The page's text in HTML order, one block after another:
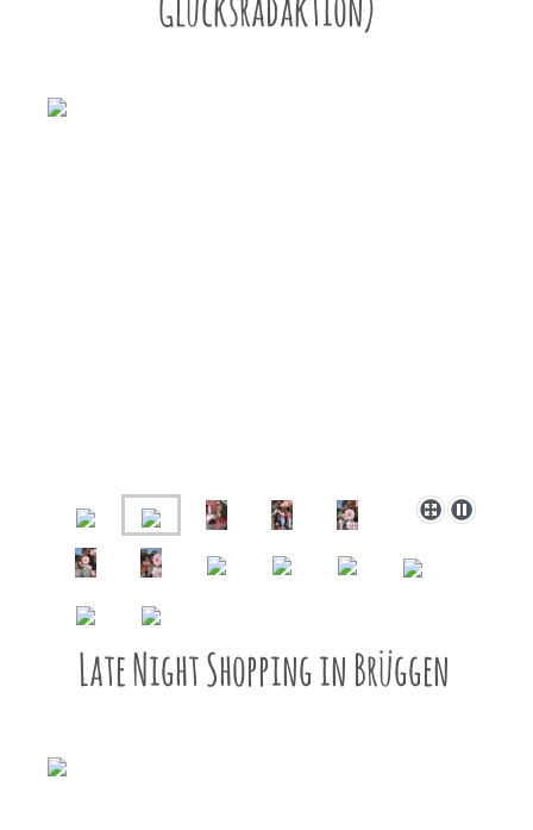
Late Night Shopping in Brüggen